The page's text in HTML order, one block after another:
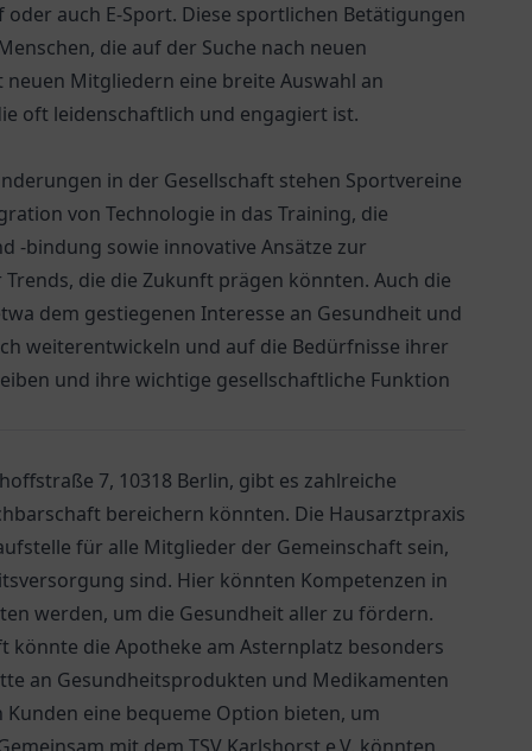
auch E-Sport. Diese sportlichen Betätigungen
die auf der Suche nach neuen
Mitgliedern eine breite Auswahl an
oft leidenschaftlich und engagiert ist.
in der Gesellschaft stehen Sportvereine
von Technologie in das Training, die
-bindung sowie innovative Ansätze zur
die die Zukunft prägen könnten. Auch die
dem gestiegenen Interesse an Gesundheit und
weiterentwickeln und auf die Bedürfnisse ihrer
und ihre wichtige gesellschaftliche Funktion
7, 10318 Berlin, gibt es zahlreiche
bereichern könnten. Die Hausarztpraxis
für alle Mitglieder der Gemeinschaft sein,
sind. Hier könnten Kompetenzen in
werden, um die Gesundheit aller zu fördern.
könnte die Apotheke am Asternplatz besonders
an Gesundheitsprodukten und Medikamenten
eine bequeme Option bieten, um